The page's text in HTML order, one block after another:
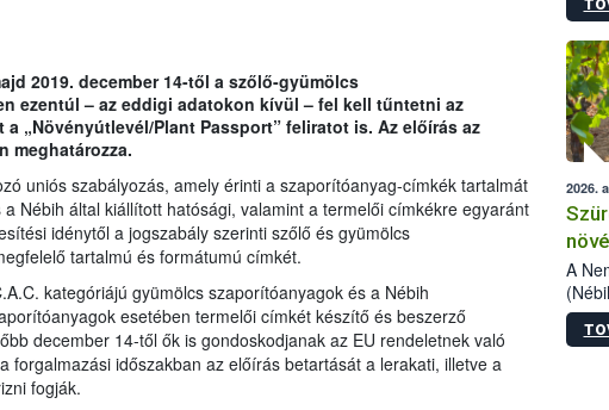
2019. december 14-től a szőlő-gyümölcs
ezentúl – az eddigi adatokon kívül – fel kell tűntetni az
„Növényútlevél/Plant Passport” feliratot is. Az előírás az
meghatározza.
uniós szabályozás, amely érinti a szaporítóanyag-címkék tartalmát
Nébih által kiállított hatósági, valamint a termelői címkékre egyaránt
idénytől a jogszabály szerinti szőlő és gyümölcs
tartalmú és formátumú címkét.
kategóriájú gyümölcs szaporítóanyagok és a Nébih
esetében termelői címkét készítő és beszerző
december 14-től ők is gondoskodjanak az EU rendeletnek való
forgalmazási időszakban az előírás betartását a lerakati, illetve a
fogják.
2026.
A